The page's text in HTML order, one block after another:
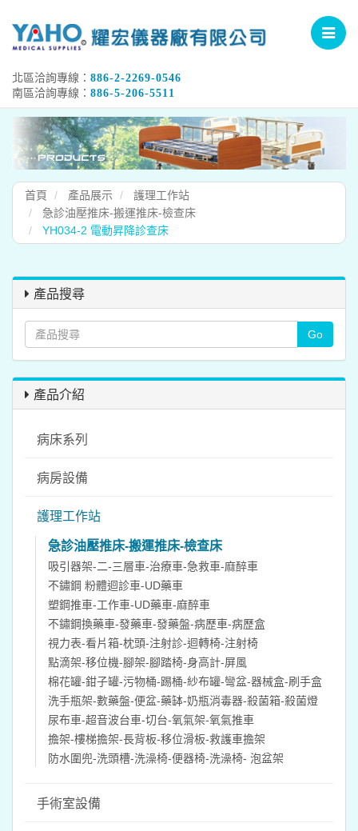
Toggle
北區洽詢專線： 886-2-2269-0546
南區洽詢專線： 886-5-206-5511
首頁 產品展示
護理工作站
急診油壓推床-搬運推床-檢查床
YH034-2 電動昇降診查床
產品搜尋
產品介紹
病床系列
病房設備
護理工作站
急診油壓推床-搬運推床-檢查床
吸引器架-二-三層車-治療車-急救車-麻醉車
不鏽鋼 粉體迴診車-UD藥車
塑鋼推車-工作車-UD藥車-麻醉車
不鏽鋼換藥車-發藥車-發藥盤-病歷車-病歷盒
視力表-看片箱-枕頭-注射診-迴轉椅-注射椅
點滴架-移位機-腳架-腳踏椅-身高計-屏風
棉花罐-鉗子罐-污物桶-踢桶-紗布罐-彎盆-器械盒-刷手盒
洗手瓶架-數藥盤-便盆-藥缽-奶瓶消毒器-殺菌箱-殺菌燈
尿布車-超音波台車-切台-氧氣架-氧氣推車
擔架-樓梯擔架-長背板-移位滑板-救護車擔架
防水圍兜-洗頭槽-洗澡椅-便器椅-洗澡椅- 泡盆架
手術室設備